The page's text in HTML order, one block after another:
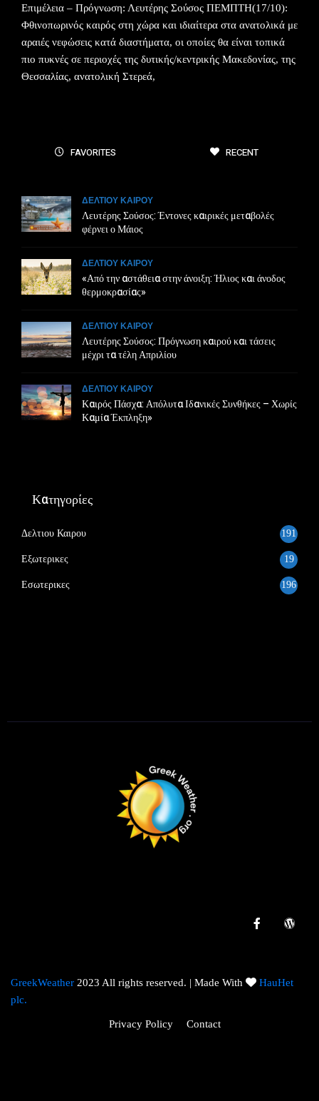
Επιμέλεια – Πρόγνωση: Λευτέρης Σούσος ΠΕΜΠΤΗ(17/10):
Φθινοπωρινός καιρός στη χώρα και ιδιαίτερα στα ανατολικά με
αραιές νεφώσεις κατά διαστήματα, οι οποίες θα είναι τοπικά
πιο πυκνές σε περιοχές της δυτικής/κεντρικής Μακεδονίας, της
Θεσσαλίας, ανατολική Στερεά,
FAVORITES RECENT
ΔΕΛΤΙΟΥ ΚΑΙΡΟΥ
Λευτέρης Σούσος: Έντονες καιρικές μεταβολές
φέρνει ο Μάιος
ΔΕΛΤΙΟΥ ΚΑΙΡΟΥ
«Από την αστάθεια στην άνοιξη: Ήλιος και άνοδος
θερμοκρασίας»
ΔΕΛΤΙΟΥ ΚΑΙΡΟΥ
Λευτέρης Σούσος: Πρόγνωση καιρού και τάσεις
μέχρι τα τέλη Απριλίου
ΔΕΛΤΙΟΥ ΚΑΙΡΟΥ
Καιρός Πάσχα: Απόλυτα Ιδανικές Συνθήκες – Χωρίς
Καμία Έκπληξη»
Κατηγορίες
Δελτιου Καιρου 191
Εξωτερικες 19
Εσωτερικες 196
GreekWeather 2023 All rights reserved. | Made With
HauHet
plc.
Privacy Policy Contact